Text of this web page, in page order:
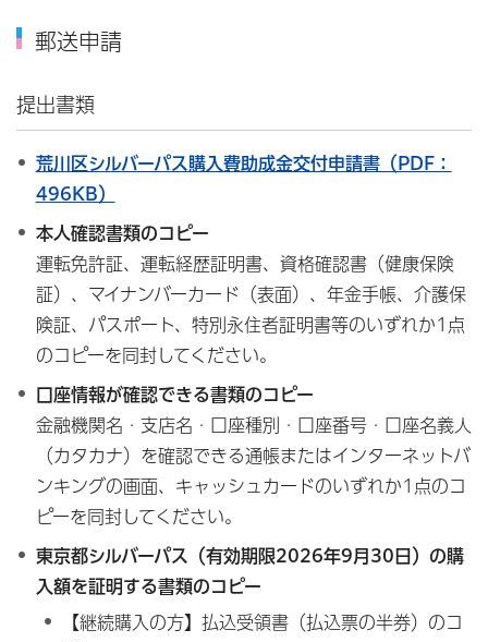
郵送申請
提出書類
荒川区シルバーパス購入費助成金交付申請書（PDF：
496KB）
本人確認書類のコピー
運転免許証、運転経歴証明書、資格確認書（健康保険
証）、マイナンバーカード（表面）、年金手帳、介護保
険証、パスポート、特別永住者証明書等のいずれか1点
のコピーを同封してください。
口座情報が確認できる書類のコピー
金融機関名・支店名・口座種別・口座番号・口座名義人
（カタカナ）を確認できる通帳またはインターネットバ
ンキングの画面、キャッシュカードのいずれか1点のコ
ピーを同封してください。
東京都シルバーパス（有効期限2026年9月30日）の購
入額を証明する書類のコピー
【継続購入の方】払込受領書（払込票の半券）のコ